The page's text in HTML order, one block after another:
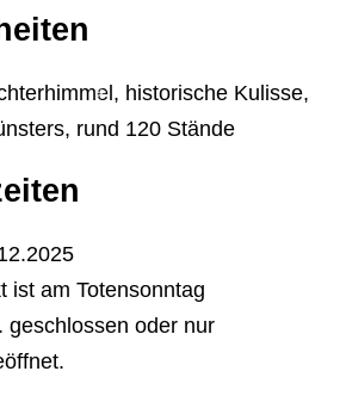
historische Kulisse,
rund 120 Stände
ist am Totensonntag
geschlossen oder nur